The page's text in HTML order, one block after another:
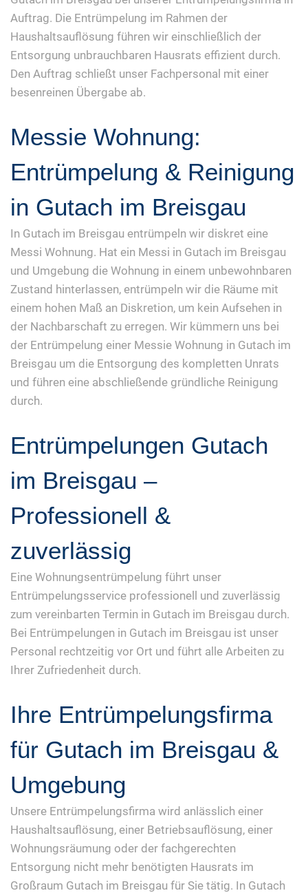
Auftrag. Die Entrümpelung im Rahmen der
Haushaltsauflösung führen wir einschließlich der
Entsorgung unbrauchbaren Hausrats effizient durch.
Den Auftrag schließt unser Fachpersonal mit einer
besenreinen Übergabe ab.
Messie Wohnung:
Entrümpelung & Reinigung
in Gutach im Breisgau
In Gutach im Breisgau entrümpeln wir diskret eine
Messi Wohnung. Hat ein Messi in Gutach im Breisgau
und Umgebung die Wohnung in einem unbewohnbaren
Zustand hinterlassen, entrümpeln wir die Räume mit
einem hohen Maß an Diskretion, um kein Aufsehen in
der Nachbarschaft zu erregen. Wir kümmern uns bei
der Entrümpelung einer Messie Wohnung in Gutach im
Breisgau um die Entsorgung des kompletten Unrats
und führen eine abschließende gründliche Reinigung
durch.
Entrümpelungen Gutach
im Breisgau –
Professionell &
zuverlässig
Eine Wohnungsentrümpelung führt unser
Entrümpelungsservice professionell und zuverlässig
zum vereinbarten Termin in Gutach im Breisgau durch.
Bei Entrümpelungen in Gutach im Breisgau ist unser
Personal rechtzeitig vor Ort und führt alle Arbeiten zu
Ihrer Zufriedenheit durch.
Ihre Entrümpelungsfirma
für Gutach im Breisgau &
Umgebung
Unsere Entrümpelungsfirma wird anlässlich einer
Haushaltsauflösung, einer Betriebsauflösung, einer
Wohnungsräumung oder der fachgerechten
Entsorgung nicht mehr benötigten Hausrats im
Großraum Gutach im Breisgau für Sie tätig. In Gutach